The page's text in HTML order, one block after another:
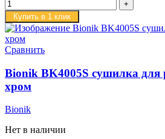
Купить в 1 клик
Сравнить
Bionik BK4005S сушилка для
хром
Bionik
Нет в наличии